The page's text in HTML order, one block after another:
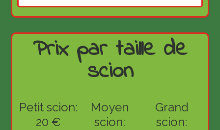
Prix par taille de
scion
Petit scion:
20 €
Moyen
scion:
Grand
scion: